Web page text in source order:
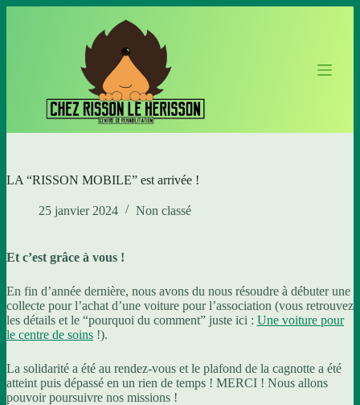
c
t
e
LA “RISSON MOBILE” est arrivée !
25 janvier 2024 Non classé
Et c’est grâce à vous !
En fin d’année dernière, nous avons du nous résoudre à débuter une
collecte pour l’achat d’une voiture pour l’association (vous retrouvez
les détails et le “pourquoi du comment” juste ici : Une voiture pour
le centre de soins !).
La solidarité a été au rendez-vous et le plafond de la cagnotte a été
atteint puis dépassé en un rien de temps ! MERCI ! Nous allons
pouvoir poursuivre nos missions !